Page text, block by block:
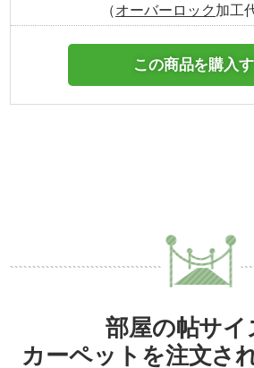
（オーバーロック 加工
この商品を購入
部屋の帖サイ
カーペットを注文さ